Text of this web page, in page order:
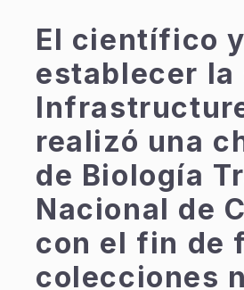
El científico
establecer la
realizó una
de Biología
Nacional de
con el fin de
colecciones